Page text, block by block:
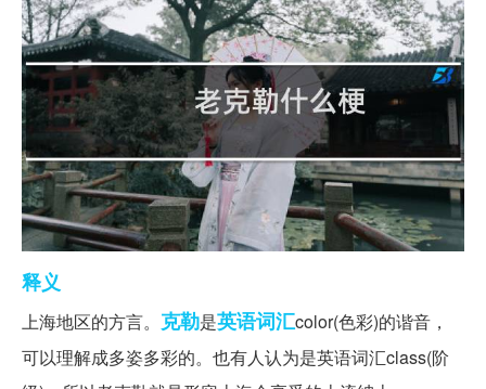
释义
上海地区的方言。 克勒是英语词汇color(色彩)的谐音，
可以理解成多姿多彩的。也有人认为是英语词汇class(阶